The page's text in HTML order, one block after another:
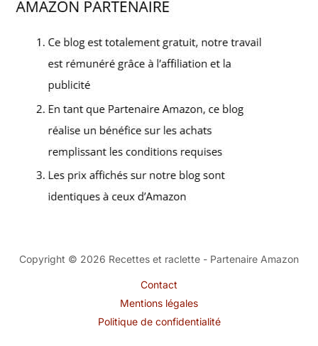
Copyright © 2026 Recettes et raclette - Partenaire Amazon
Contact
Mentions légales
Politique de confidentialité